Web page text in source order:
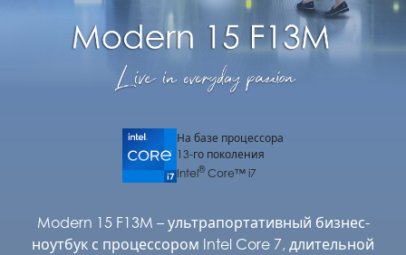
На базе процессора
13-го поколения
Intel®Core™ i7
Modern 15 F13M – ультрапортативный бизнес-
ноутбук с процессором Intel Core 7, длительной